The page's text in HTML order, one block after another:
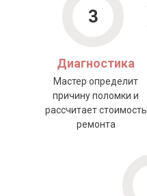
3
Диагностика
Мастер определит
причину поломки и
рассчитает стоимость
ремонта